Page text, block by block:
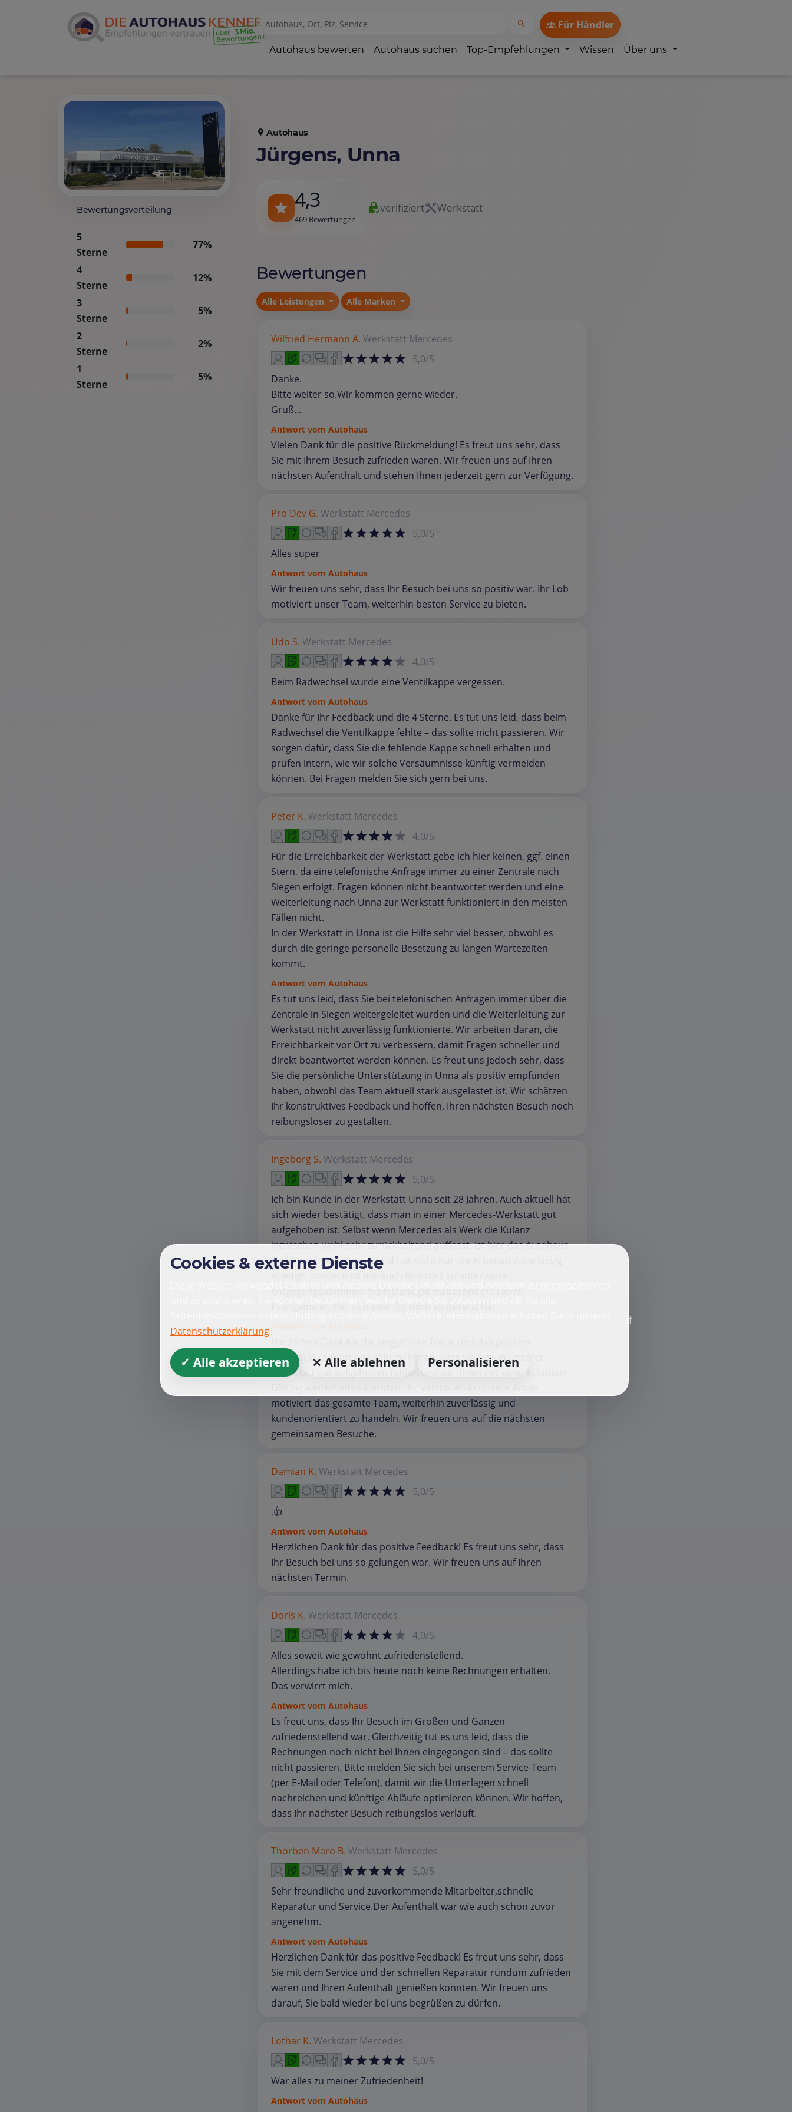
Für Händler
Autohaus bewerten Autohaus suchen Top-Empfehlungen Wissen Über uns
Bewertungsverteilung
5
Sterne
77%
4
Sterne
12%
3
Sterne
5%
2
Sterne
2%
1
Sterne
5%
Autohaus
Jürgens, Unna
4,3
469 Bewertungen
verifiziert Werkstatt
Bewertungen
Alle Leistungen Alle Marken
Wilfried Hermann A. Werkstatt Mercedes
5,0/5
Danke.
Bitte weiter so.Wir kommen gerne wieder.
Gruß...
Antwort vom Autohaus
Vielen Dank für die positive Rückmeldung! Es freut uns sehr, dass
Sie mit Ihrem Besuch zufrieden waren. Wir freuen uns auf Ihren
nächsten Aufenthalt und stehen Ihnen jederzeit gern zur Verfügung.
Pro Dev G. Werkstatt Mercedes
5,0/5
Alles super
Antwort vom Autohaus
Wir freuen uns sehr, dass Ihr Besuch bei uns so positiv war. Ihr Lob
motiviert unser Team, weiterhin besten Service zu bieten.
Udo S. Werkstatt Mercedes
4,0/5
Beim Radwechsel wurde eine Ventilkappe vergessen.
Antwort vom Autohaus
Danke für Ihr Feedback und die 4 Sterne. Es tut uns leid, dass beim
Radwechsel die Ventilkappe fehlte – das sollte nicht passieren. Wir
sorgen dafür, dass Sie die fehlende Kappe schnell erhalten und
prüfen intern, wie wir solche Versäumnisse künftig vermeiden
können. Bei Fragen melden Sie sich gern bei uns.
Peter K. Werkstatt Mercedes
4,0/5
Für die Erreichbarkeit der Werkstatt gebe ich hier keinen, ggf. einen
Stern, da eine telefonische Anfrage immer zu einer Zentrale nach
Siegen erfolgt. Fragen können nicht beantwortet werden und eine
Weiterleitung nach Unna zur Werkstatt funktioniert in den meisten
Fällen nicht.
In der Werkstatt in Unna ist die Hilfe sehr viel besser, obwohl es
durch die geringe personelle Besetzung zu langen Wartezeiten
kommt.
Antwort vom Autohaus
Es tut uns leid, dass Sie bei telefonischen Anfragen immer über die
Zentrale in Siegen weitergeleitet wurden und die Weiterleitung zur
Werkstatt nicht zuverlässig funktionierte. Wir arbeiten daran, die
Erreichbarkeit vor Ort zu verbessern, damit Fragen schneller und
direkt beantwortet werden können. Es freut uns jedoch sehr, dass
Sie die persönliche Unterstützung in Unna als positiv empfunden
haben, obwohl das Team aktuell stark ausgelastet ist. Wir schätzen
Ihr konstruktives Feedback und hoffen, Ihren nächsten Besuch noch
reibungsloser zu gestalten.
Ingeborg S. Werkstatt Mercedes
5,0/5
Ich bin Kunde in der Werkstatt Unna seit 28 Jahren. Auch aktuell hat
sich wieder bestätigt, dass man in einer Mercedes-Werkstatt gut
aufgehoben ist. Selbst wenn Mercedes als Werk die Kulanz
inzwischen wohl sehr zurückhaltend auffasst, ist hier das Autohaus
Jürgens eingesprungen und hat nicht nur die Arbeiten zuverlässig
entgegengekommen. Mein Dank gilt insbesondere Herrn
Prangemeier, der sich sehr für mich eingesetzt hat.
Feedback! Es freut uns sehr zu hören, dass Sie sich in unserer
Werkstatt gut aufgehoben fühlen und wir Ihnen mit einer kulanten
motiviert das gesamte Team, weiterhin zuverlässig und
kundenorientiert zu handeln. Wir freuen uns auf die nächsten
gemeinsamen Besuche.
Damian K. Werkstatt Mercedes
5,0/5
,👍
Antwort vom Autohaus
Herzlichen Dank für das positive Feedback! Es freut uns sehr, dass
Ihr Besuch bei uns so gelungen war. Wir freuen uns auf Ihren
nächsten Termin.
Doris K. Werkstatt Mercedes
4,0/5
Alles soweit wie gewohnt zufriedenstellend.
Allerdings habe ich bis heute noch keine Rechnungen erhalten.
Das verwirrt mich.
Antwort vom Autohaus
Es freut uns, dass Ihr Besuch im Großen und Ganzen
zufriedenstellend war. Gleichzeitig tut es uns leid, dass die
Rechnungen noch nicht bei Ihnen eingegangen sind – das sollte
nicht passieren. Bitte melden Sie sich bei unserem Service-Team
(per E‑Mail oder Telefon), damit wir die Unterlagen schnell
nachreichen und künftige Abläufe optimieren können. Wir hoffen,
dass Ihr nächster Besuch reibungslos verläuft.
Thorben Maro B. Werkstatt Mercedes
5,0/5
Sehr freundliche und zuvorkommende Mitarbeiter,schnelle
Reparatur und Service.Der Aufenthalt war wie auch schon zuvor
angenehm.
Antwort vom Autohaus
Herzlichen Dank für das positive Feedback! Es freut uns sehr, dass
Sie mit dem Service und der schnellen Reparatur rundum zufrieden
waren und Ihren Aufenthalt genießen konnten. Wir freuen uns
darauf, Sie bald wieder bei uns begrüßen zu dürfen.
Lothar K. Werkstatt Mercedes
5,0/5
War alles zu meiner Zufriedenheit!
Antwort vom Autohaus
Cookies & externe Dienste
Diese Website verwendet Cookies und externe Dienste um Inhalte und Anzeigen zu personalisieren
und zu analysieren. Sie können bestimmen, welche Dienste Sie zulassen und ob Sie alle
Seitenfunktionen in vollem Umfang nutzen möchten. Weitere Informationen erhalten Sie in unserer
Datenschutzerklärung
✓ Alle akzeptieren ⨯ Alle ablehnen Personalisieren
f